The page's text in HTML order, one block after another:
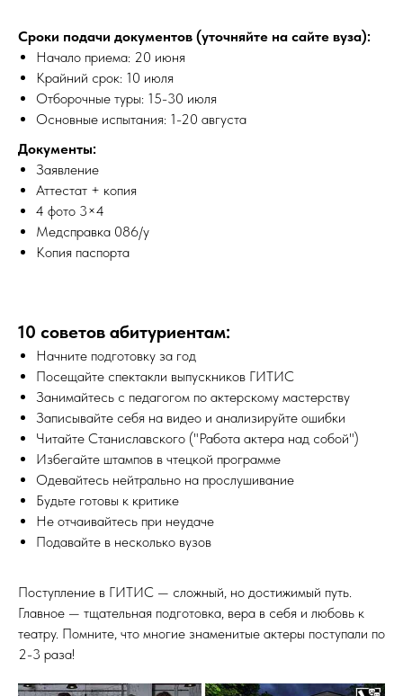
Сроки подачи документов (уточняйте на сайте вуза):
Начало приема: 20 июня
Крайний срок: 10 июля
Отборочные туры: 15-30 июля
Основные испытания: 1-20 августа
Документы:
Заявление
Аттестат + копия
4 фото 3×4
Медсправка 086/у
Копия паспорта
10 советов абитуриентам:
Начните подготовку за год
Посещайте спектакли выпускников ГИТИС
Занимайтесь с педагогом по актерскому мастерству
Записывайте себя на видео и анализируйте ошибки
Читайте Станиславского ("Работа актера над собой")
Избегайте штампов в чтецкой программе
Одевайтесь нейтрально на прослушивание
Будьте готовы к критике
Не отчаивайтесь при неудаче
Подавайте в несколько вузов
Поступление в ГИТИС — сложный, но достижимый путь.
Главное — тщательная подготовка, вера в себя и любовь к
театру. Помните, что многие знаменитые актеры поступали по
2-3 раза!